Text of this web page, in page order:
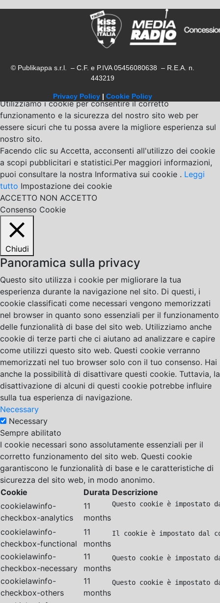
© Publikappa s.r.l. – C.F. e P.IVA 05456080638 – R.E.A. n.
443219
Privacy Policy | Cookie Policy
Utilizziamo i cookie per consentire il corretto
funzionamento e la sicurezza del nostro sito web per
essere sicuri che tu possa avere la migliore esperienza sul
nostro sito.
Facendo clic su Accetta, acconsenti all'utilizzo dei cookie
a scopi pubblicitari e statistici.Per maggiori informazioni,
puoi consultare la nostra Informativa sui cookie . Leggi
tutto Impostazione dei cookie
ACCETTO NON ACCETTO
Consenso Cookie
Chiudi
Panoramica sulla privacy
Questo sito utilizza i cookie per migliorare la tua
esperienza durante la navigazione nel sito. Di questi, i
cookie classificati come necessari vengono memorizzati
nel browser in quanto sono essenziali per il funzionamento
delle funzionalità di base del sito web. Utilizziamo anche
cookie di terze parti che ci aiutano ad analizzare e capire
come utilizzi questo sito web. Questi cookie verranno
memorizzati nel tuo browser solo con il tuo consenso. Hai
anche la possibilità di disattivare questi cookie. Tuttavia, la
disattivazione di alcuni di questi cookie potrebbe influire
sulla tua esperienza di navigazione.
Necessary
Necessary
Sempre abilitato
I cookie necessari sono assolutamente essenziali per il
corretto funzionamento del sito web. Questi cookie
garantiscono le funzionalità di base e le caratteristiche di
sicurezza del sito web, in modo anonimo.
Cookie
Durata Descrizione
cookielawinfo-
checkbox-analytics
11
months
Questo cookie è
cookielawinfo-
checkbox-functional
11
months
Il cookie è impostato dal
cookielawinfo-
checkbox-necessary
11
months
Questo cookie è impostato
cookielawinfo-
checkbox-others
11
months
Questo cookie è